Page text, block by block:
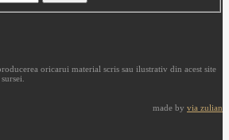
oricarui material scris sau ilustrativ din acest site
made by via zulian